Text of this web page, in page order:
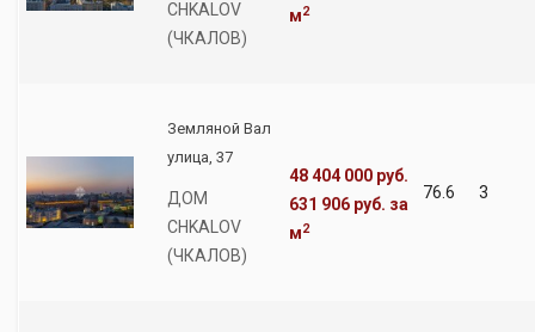
CHKALOV
(ЧКАЛОВ)
м2
Земляной Вал
улица, 37
ДОМ
CHKALOV
(ЧКАЛОВ)
48 404 000 руб.
631 906 руб. за
м2
76.6 3